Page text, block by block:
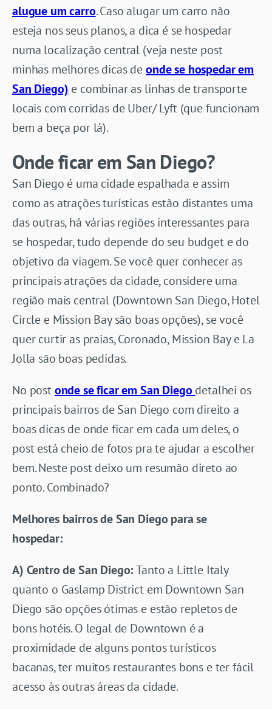
alugue um carro. Caso alugar um carro não
esteja nos seus planos, a dica é se hospedar
numa localização central (veja neste post
minhas melhores dicas deonde se hospedar em
San Diego) e combinar as linhas de transporte
locais com corridas de Uber/ Lyft (que funcionam
bem a beça por lá).
Onde ficar em San Diego?
San Diego é uma cidade espalhada e assim
como as atrações turísticas estão distantes uma
das outras, há várias regiões interessantes para
se hospedar, tudo depende do seu budget e do
objetivo da viagem. Se você quer conhecer as
principais atrações da cidade, considere uma
região mais central (Downtown San Diego, Hotel
Circle e Mission Bay são boas opções), se você
quer curtir as praias, Coronado, Mission Bay e La
Jolla são boas pedidas.
No postonde se ficar em San Diego detalhei os
principais bairros de San Diego com direito a
boas dicas de onde ficar em cada um deles, o
post está cheio de fotos pra te ajudar a escolher
bem. Neste post deixo um resumão direto ao
ponto. Combinado?
Melhores bairros de San Diego para se
hospedar:
A) Centro de San Diego:Tanto a Little Italy
quanto o Gaslamp District em Downtown San
Diego são opções ótimas e estão repletos de
bons hotéis. O legal de Downtown é a
proximidade de alguns pontos turísticos
bacanas, ter muitos restaurantes bons e ter fácil
acesso às outras áreas da cidade.